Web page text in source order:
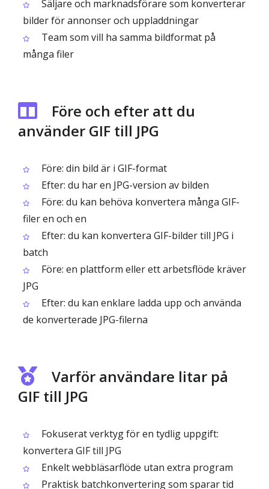
Säljare och marknadsförare som konverterar
bilder för annonser och uppladdningar
Team som vill ha samma bildformat på
många filer
Före och efter att du
använder GIF till JPG
Före: din bild är i GIF-format
Efter: du har en JPG-version av bilden
Före: du kan behöva konvertera många GIF-
filer en och en
Efter: du kan konvertera GIF-bilder till JPG i
batch
Före: en plattform eller ett arbetsflöde kräver
JPG
Efter: du kan enklare ladda upp och använda
de konverterade JPG-filerna
Varför användare litar på
GIF till JPG
Fokuserat verktyg för en tydlig uppgift:
konvertera GIF till JPG
Enkelt webbläsarflöde utan extra program
Praktisk batchkonvertering som sparar tid